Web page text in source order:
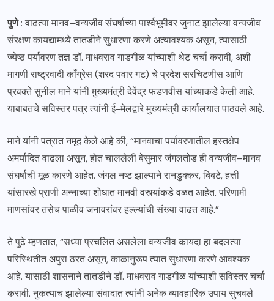
पुणे: वाढत्या मानव–वन्यजीव संघर्षाच्या पार्श्वभूमीवर जुनाट झालेल्या वन्यजीव
संरक्षण कायद्यामध्ये तातडीने सुधारणा करणे अत्यावश्यक असून, त्यासाठी
ज्येष्ठ पर्यावरण तज्ञ डॉ. माधवराव गाडगीळ यांच्याशी थेट चर्चा करावी, अशी
मागणी राष्ट्रवादी काँग्रेस (शरद पवार गट) चे प्रदेश सरचिटणीस आणि
प्रवक्ते सुनील माने यांनी मुख्यमंत्री देवेंद्र फडणवीस यांच्याकडे केली आहे.
याबाबतचे सविस्तर पत्र त्यांनी ई-मेलद्वारे मुख्यमंत्री कार्यालयात पाठवले आहे.
माने यांनी पत्रात नमूद केले आहे की, “मानवाचा पर्यावरणातील हस्तक्षेप
अमर्यादित वाढला असून, होत चाललेली बेसुमार जंगलतोड ही वन्यजीव–मानव
संघर्षाची मूळ कारणे आहेत. जंगल नष्ट झाल्याने रानडुक्कर, बिबटे, हत्ती
यांसारखे प्राणी अन्नाच्या शोधात मानवी वस्त्यांकडे वळत आहेत. परिणामी
माणसांवर तसेच पाळीव जनावरांवर हल्ल्यांची संख्या वाढत आहे.”
ते पुढे म्हणतात, “सध्या प्रचलित असलेला वन्यजीव कायदा हा बदलत्या
परिस्थितीत अपुरा ठरत असून, काळानुरूप त्यात सुधारणा करणे आवश्यक
आहे. यासाठी शासनाने तातडीने डॉ. माधवराव गाडगीळ यांच्याशी सविस्तर चर्चा
करावी. नुकत्याच झालेल्या संवादात त्यांनी अनेक व्यावहारिक उपाय सुचवले